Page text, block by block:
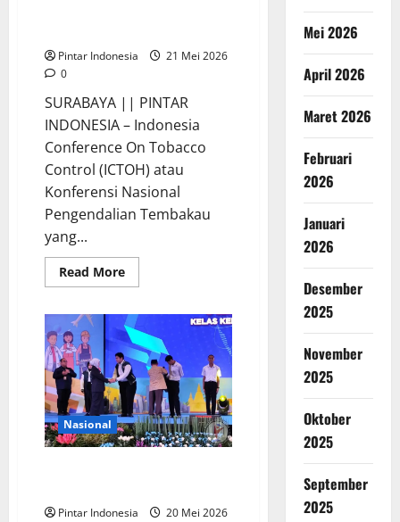
Pintar Indonesia
21 Mei 2026
0
SURABAYA || PINTAR
INDONESIA – Indonesia
Conference On Tobacco
Control (ICTOH) atau
Konferensi Nasional
Pengendalian Tembakau
yang...
Read MoreRead
more
Muda
Sambut
Baik
Konferensi
Nasional
Pengendalian
Tembakau
2026
Nasional
Pintar Indonesia
20 Mei 2026
Mei 2026
April 2026
Maret 2026
Februari
2026
Januari
2026
Desember
2025
November
2025
Oktober
2025
September
2025